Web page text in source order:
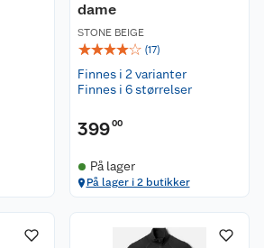
dame
STONE BEIGE
☆☆☆☆☆ (17)
Finnes i 2 varianter
Finnes i 6 størrelser
39900
På lager
På lager i 2 butikker